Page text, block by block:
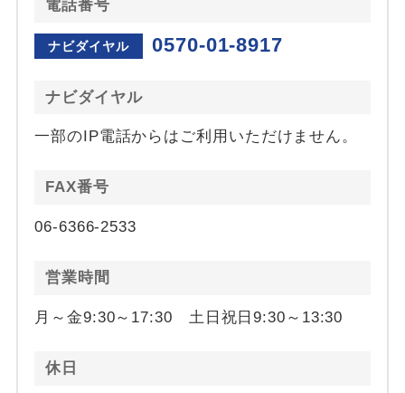
電話番号
ナビダイヤル 0570-01-8917
ナビダイヤル
一部のIP電話からはご利用いただけません。
FAX番号
06-6366-2533
営業時間
月～金9:30～17:30 土日祝日9:30～13:30
休日